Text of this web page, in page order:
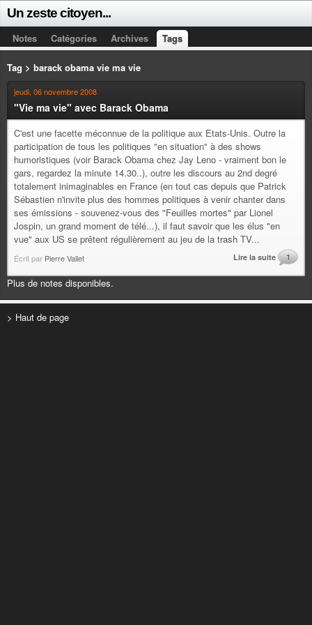
Un zeste citoyen...
Notes Catégories Archives Tags
Tag > barack obama vie ma vie
jeudi, 06 novembre 2008
"Vie ma vie" avec Barack Obama
C'est une facette méconnue de la politique aux Etats-Unis. Outre la
participation de tous les politiques "en situation" à des shows
humoristiques (voir Barack Obama chez Jay Leno - vraiment bon le
gars, regardez la minute 14.30..), outre les discours au 2nd degré
totalement inimaginables en France (en tout cas depuis que Patrick
Sébastien n'invite plus des hommes politiques à venir chanter dans
ses émissions - souvenez-vous des "Feuilles mortes" par Lionel
Jospin, un grand moment de télé...), il faut savoir que les élus "en
vue" aux US se prêtent régulièrement au jeu de la trash TV...
Écrit par Pierre Vallet Lire la suite 1
Plus de notes disponibles.
> Haut de page